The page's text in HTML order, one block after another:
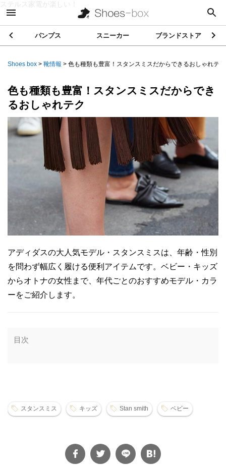
ステルス家電が楽しい！
パンプス スニーカー ブランドストア
Shoes box > 靴情報 > 色も種類も豊富！スタンスミスだからできるおしゃれテク
色も種類も豊富！スタンスミスだからでき
るおしゃれテク
アディダスの大人気モデル・スタンスミスは、年齢・性別
を問わず幅広く履ける便利アイテムです。ベビー・キッズ
からオトナの女性まで、年代ごとのおすすめモデル・カラ
ーをご紹介します。
目次
スタンスミス キッズ Stan smith ベビー